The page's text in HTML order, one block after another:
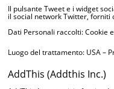
Il pulsante Tweet e i widget
il social network Twitter, forniti
Dati Personali raccolti: Cookie
Luogo del trattamento: USA –
AddThis (Addthis Inc.)